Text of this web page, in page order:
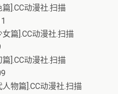
].CC动漫社.扫描
篇].CC动漫社.扫描
].CC动漫社.扫描
物篇].CC动漫社.扫描